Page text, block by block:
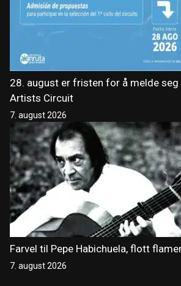
28. august er fristen for å melde seg
Artists Circuit
7. august 2026
Farvel til Pepe Habichuela, flott
7. august 2026